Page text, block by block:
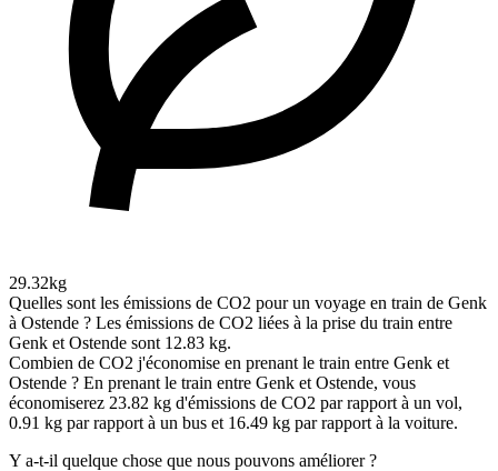
29.32kg
Quelles sont les émissions de CO2 pour un voyage en train de Genk
à Ostende ? Les émissions de CO2 liées à la prise du train entre
Genk et Ostende sont 12.83 kg.
Combien de CO2 j'économise en prenant le train entre Genk et
Ostende ? En prenant le train entre Genk et Ostende, vous
économiserez 23.82 kg d'émissions de CO2 par rapport à un vol,
0.91 kg par rapport à un bus et 16.49 kg par rapport à la voiture.
Y a-t-il quelque chose que nous pouvons améliorer ?